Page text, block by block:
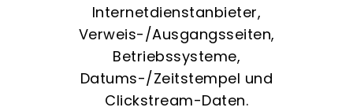
Internetdienstanbieter,
Verweis-/Ausgangsseiten,
Betriebssysteme,
Datums-/Zeitstempel und
Clickstream-Daten.